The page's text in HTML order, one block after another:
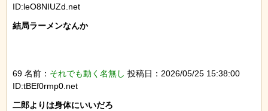
ID:leO8NIUZd.net
結局ラーメンなんか
69 名前： それでも動く名無し 投稿日：2026/05/25 15:38:00
ID:tBEf0rmp0.net
二郎よりは身体にいいだろ